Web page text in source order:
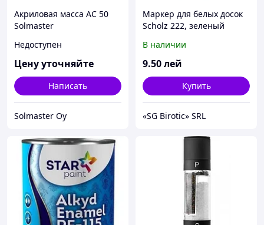
Акриловая масса AC 50
Solmaster
Недоступен
Цену уточняйте
Написать
Solmaster Oy
Маркер для белых досок
Scholz 222, зеленый
В наличии
9.50лей
Купить
«SG Birotic» SRL